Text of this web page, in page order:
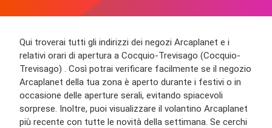
Qui troverai tutti gli indirizzi dei negozi Arcaplanet e i
relativi orari di apertura a Cocquio-Trevisago (Cocquio-
Trevisago) . Così potrai verificare facilmente se il negozio
Arcaplanet della tua zona è aperto durante i festivi o in
occasione delle aperture serali, evitando spiacevoli
sorprese. Inoltre, puoi visualizzare il volantino Arcaplanet
più recente con tutte le novità della settimana. Se cerchi